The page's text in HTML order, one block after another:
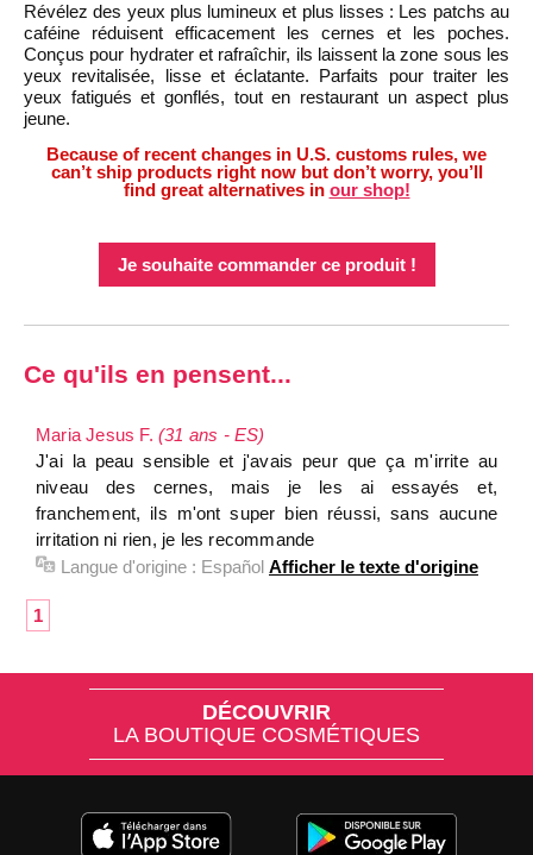
Révélez des yeux plus lumineux et plus lisses : Les patchs au
caféine réduisent efficacement les cernes et les poches.
Conçus pour hydrater et rafraîchir, ils laissent la zone sous les
yeux revitalisée, lisse et éclatante. Parfaits pour traiter les
yeux fatigués et gonflés, tout en restaurant un aspect plus
jeune.
Because of recent changes in U.S. customs rules, we
can’t ship products right now but don’t worry, you’ll
find great alternatives in our shop!
Je souhaite commander ce produit !
Ce qu'ils en pensent...
Maria Jesus F. (31 ans - ES)
J'ai la peau sensible et j'avais peur que ça m'irrite au
niveau des cernes, mais je les ai essayés et,
franchement, ils m'ont super bien réussi, sans aucune
irritation ni rien, je les recommande
Langue d'origine : Español Afficher le texte d'origine
1
DÉCOUVRIR
LA BOUTIQUE COSMÉTIQUES